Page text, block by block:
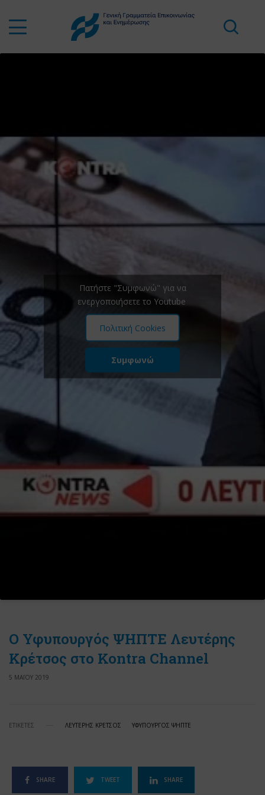
Πατήστε "Συμφωνώ" για να
ενεργοποιήσετε το Youtube
Πολιτική Cookies
Συμφωνώ
Ο Υφυπουργός ΨΗΠΤΕ Λευτέρης
Κρέτσος στο Kontra Channel
5 ΜΑΪΟΥ 2019
ΕΤΙΚΕΤΕΣ ΛΕΥΤΕΡΗΣ ΚΡΕΤΣΟΣ ΥΦΥΠΟΥΡΓΟΣ ΨΗΠΤΕ
SHARE TWEET SHARE